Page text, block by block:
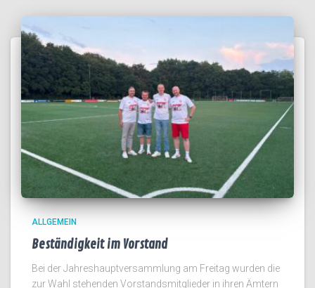
ALLGEMEIN
Beständigkeit im Vorstand
Bei der Jahreshauptversammlung am Freitag wurden die
zur Wahl stehenden Vorstandsmitglieder in ihren Ämtern